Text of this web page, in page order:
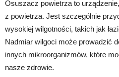
Osuszacz powietrza to
z powietrza. Jest szczególnie
wysokiej wilgotności, takich jak
Nadmiar wilgoci może prowadzić
innych mikroorganizmów, które
nasze zdrowie.